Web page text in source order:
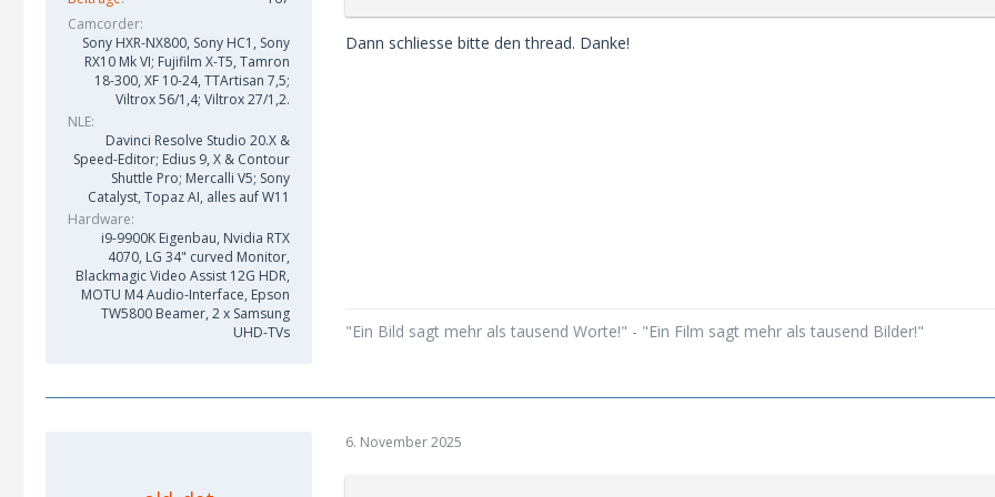
Camcorder
Sony HXR-NX800, Sony HC1, Sony
RX10 Mk VI; Fujifilm X-T5, Tamron
18-300, XF 10-24, TTArtisan 7,5;
Viltrox 56/1,4; Viltrox 27/1,2.
NLE
Davinci Resolve Studio 20.X &
Speed-Editor; Edius 9, X & Contour
Shuttle Pro; Mercalli V5; Sony
Catalyst, Topaz AI, alles auf W11
Hardware
i9-9900K Eigenbau, Nvidia RTX
4070, LG 34" curved Monitor,
Blackmagic Video Assist 12G HDR,
MOTU M4 Audio-Interface, Epson
TW5800 Beamer, 2 x Samsung
UHD-TVs
Dann schliesse bitte den thread. Danke!
"Ein Bild sagt mehr als tausend Worte!" - "Ein Film sagt mehr als tausend Bilder!"
6. November 2025